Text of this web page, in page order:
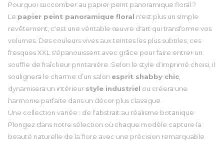
Pourquoi succomber au papier peint panoramique floral ?
Le papier peint panoramique floral n'est plus un simple
revêtement, c'est une véritable œuvre d'art qui transforme vos
volumes. Des couleurs vives aux teintes les plus subtiles, ces
fresques XXL s'épanouissent avec grâce pour faire entrer un
souffle de fraîcheur printanière. Selon le style d’imprimé choisi, il
soulignera le charme d’un salon esprit shabby chic
dynamisera un intérieur style industriel ou créera une
harmonie parfaite dans un décor plus classique.
Une collection variée : de l'abstrait au réalisme botanique
Plongez dans notre sélection où chaque modèle capture la
beauté naturelle de la flore avec une précision remarquable.